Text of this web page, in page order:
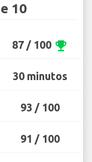
10
87 / 100 emoji_events
30 minutos
93 / 100
91 / 100